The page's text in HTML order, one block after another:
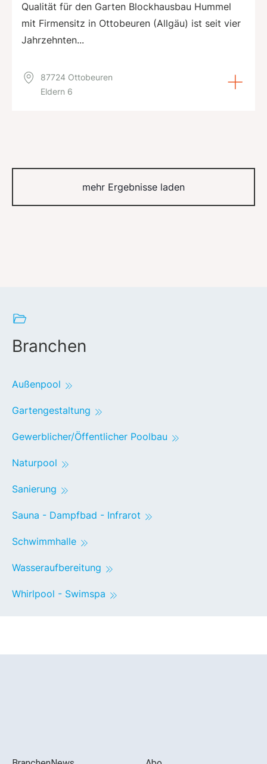
Qualität für den Garten Blockhausbau Hummel
mit Firmensitz in Ottobeuren (Allgäu) ist seit vier
Jahrzehnten...
87724 Ottobeuren
Eldern 6
mehr Ergebnisse laden
Branchen
Außenpool
Gartengestaltung
Gewerblicher/Öffentlicher Poolbau
Naturpool
Sanierung
Sauna - Dampfbad - Infrarot
Schwimmhalle
Wasseraufbereitung
Whirlpool - Swimspa